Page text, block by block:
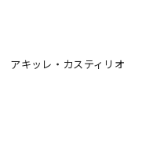
アキッレ・カスティリオ